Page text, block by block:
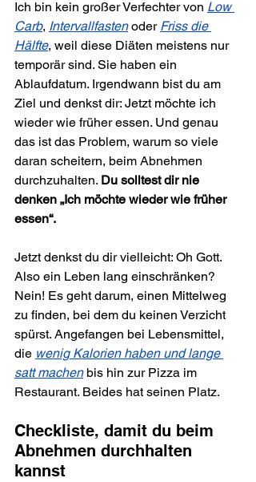
Ich bin kein großer Verfechter von Low
Carb, Intervallfasten oder Friss die
Hälfte, weil diese Diäten meistens nur
temporär sind. Sie haben ein
Ablaufdatum. Irgendwann bist du am
Ziel und denkst dir: Jetzt möchte ich
wieder wie früher essen. Und genau
das ist das Problem, warum so viele
daran scheitern, beim Abnehmen
durchzuhalten. Du solltest dir nie
denken „Ich möchte wieder wie früher
essen“.
Jetzt denkst du dir vielleicht: Oh Gott.
Also ein Leben lang einschränken?
Nein! Es geht darum, einen Mittelweg
zu finden, bei dem du keinen Verzicht
spürst. Angefangen bei Lebensmittel,
die wenig Kalorien haben und lange
satt machen bis hin zur Pizza im
Restaurant. Beides hat seinen Platz.
Checkliste, damit du beim
Abnehmen durchhalten
kannst